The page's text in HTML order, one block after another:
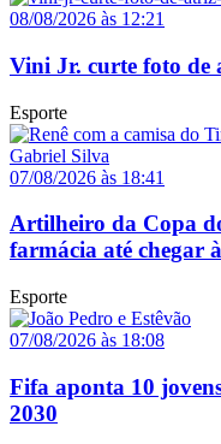
08/08/2026 às 12:21
Vini Jr. curte foto de
Esporte
07/08/2026 às 18:41
Artilheiro da Copa
farmácia até chegar
Esporte
07/08/2026 às 18:08
Fifa aponta 10
2030